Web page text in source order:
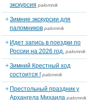
экскурсия palomnik
Зимние экскурсии для
паломников palomnik
Идет запись в поездки по
России на 2026 год. palomnik
Зимний Крестный ход
состоится ! palomnik
Престольный праздник у
Архангела Михаила palomnik